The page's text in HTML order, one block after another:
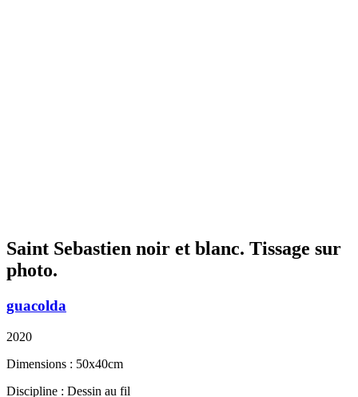
Saint Sebastien noir et blanc. Tissage sur
photo.
guacolda
2020
Dimensions : 50x40cm
Discipline : Dessin au fil